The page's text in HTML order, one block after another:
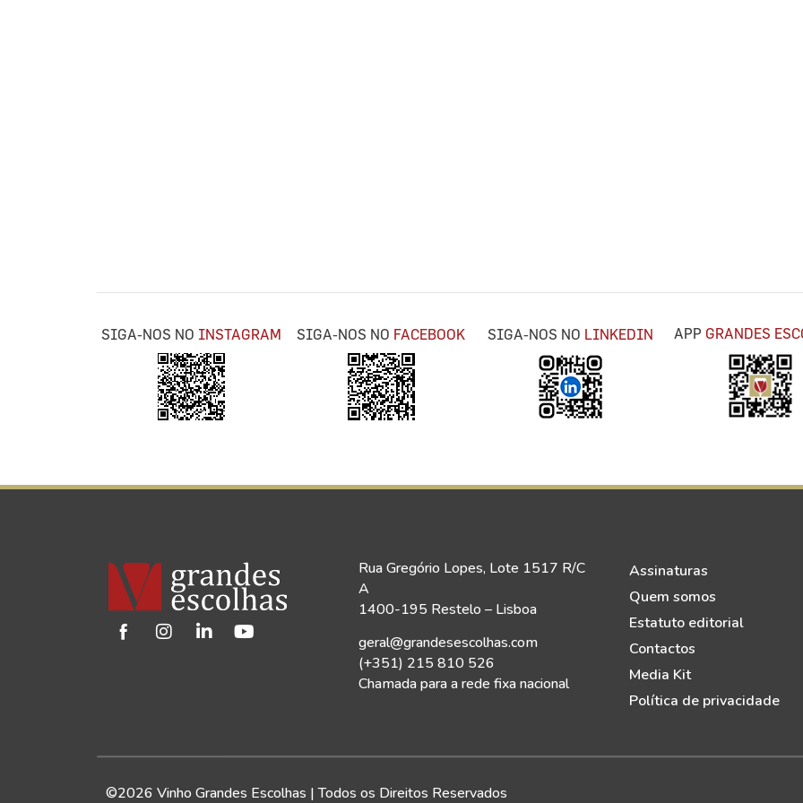
SIGA-NOS NO INSTAGRAM SIGA-NOS NO FACEBOOK SIGA-NOS NO LINKEDIN APP GRANDES
Rua Gregório Lopes, Lote 1517 R/C
A
1400-195 Restelo – Lisboa
geral@grandesescolhas.com
(+351) 215 810 526
Chamada para a rede fixa nacional
Assinaturas
Quem somos
Estatuto editorial
Contactos
Media Kit
Política de privacidade
©2026 Vinho Grandes Escolhas | Todos os Direitos Reservados